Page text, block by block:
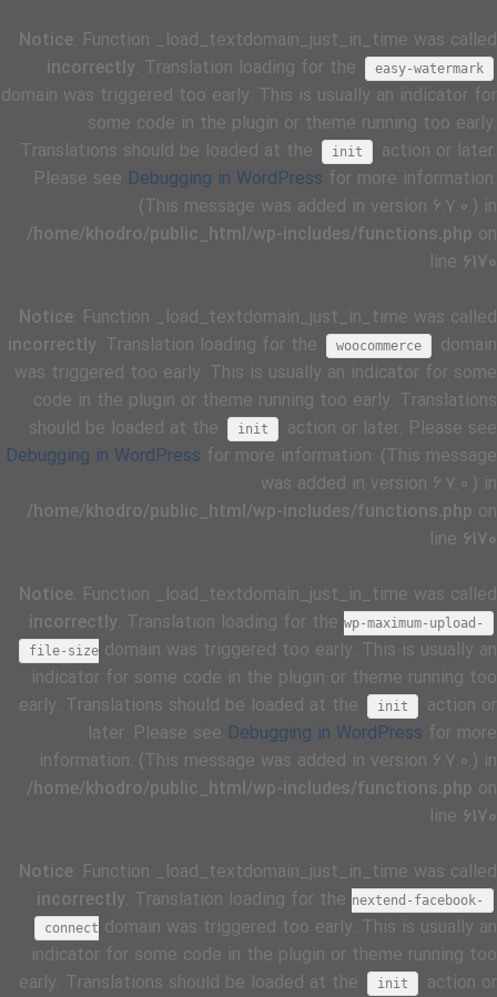
Notice: Function _load_textdomain_just_in_time was called
incorrectly. Translation loading for the easy-watermark
domain was triggered too early. This is usually an indicator for
some code in the plugin or theme running too early.
Translations should be loaded at the
init
action or later.
Please see Debugging in WordPress for more information.
(This message was added in version 6.7.0.) in
/home/khodro/public_html/wp-includes/functions.php on
line 6170
Notice: Function _load_textdomain_just_in_time was called
incorrectly. Translation loading for the woocommerce
domain
was triggered too early. This is usually an indicator for some
code in the plugin or theme running too early. Translations
should be loaded at the
init
action or later. Please see
Debugging in WordPress for more information. (This message
was added in version 6.7.0.) in
/home/khodro/public_html/wp-includes/functions.php on
line 6170
Notice: Function _load_textdomain_just_in_time was called
incorrectly. Translation loading for the wp-maximum-upload-
file-size domain was triggered too early. This is usually an
indicator for some code in the plugin or theme running too
early. Translations should be loaded at the
init
action or
later. Please see Debugging in WordPress for more
information. (This message was added in version 6.7.0.) in
/home/khodro/public_html/wp-includes/functions.php on
line 6170
Notice: Function _load_textdomain_just_in_time was called
incorrectly. Translation loading for the nextend-facebook-
connect domain was triggered too early. This is usually an
indicator for some code in the plugin or theme running too
early. Translations should be loaded at the
init
action or